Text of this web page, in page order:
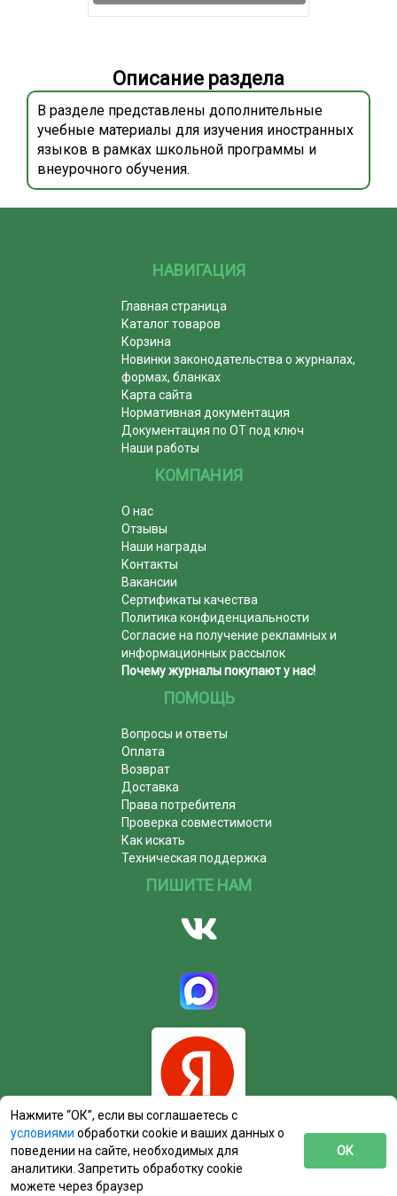
Описание раздела
В разделе представлены дополнительные
учебные материалы для изучения иностранных
языков в рамках школьной программы и
внеурочного обучения.
НАВИГАЦИЯ
Главная страница
Каталог товаров
Корзина
Новинки законодательства о журналах,
формах, бланках
Карта сайта
Нормативная документация
Документация по ОТ под ключ
Наши работы
КОМПАНИЯ
О нас
Отзывы
Наши награды
Контакты
Вакансии
Сертификаты качества
Политика конфиденциальности
Согласие на получение рекламных и
информационных рассылок
Почему журналы покупают у нас!
ПОМОЩЬ
Вопросы и ответы
Оплата
Возврат
Доставка
Права потребителя
Проверка совместимости
Как искать
Техническая поддержка
ПИШИТЕ НАМ
Нажмите “ОК”, если вы соглашаетесь с
условиями обработки cookie и ваших данных о
поведении на сайте, необходимых для
аналитики. Запретить обработку cookie
можете через браузер
ОК